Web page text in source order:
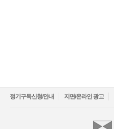
정기구독신청/안내 지면/온라인 광고